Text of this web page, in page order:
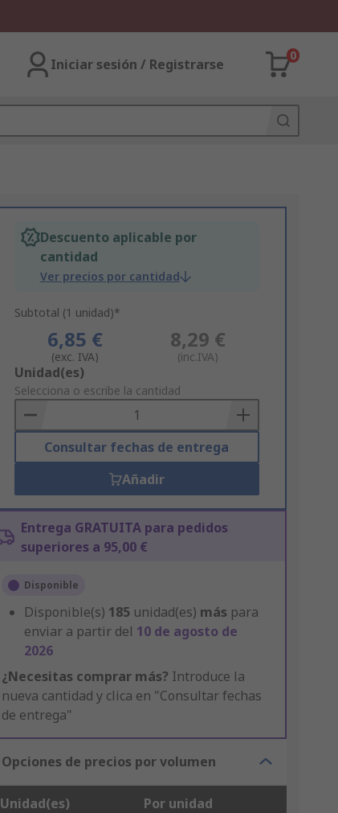
Iniciar sesión / Registrarse
0
Descuento aplicable por
cantidad
Ver precios por cantidad
Subtotal (1 unidad)*
6,85 €
(exc. IVA)
8,29 €
(inc.IVA)
Add
to
Basket
Unidad(es)
Selecciona o escribe la cantidad
Consultar fechas de entrega
Añadir
Entrega GRATUITA para pedidos
superiores a 95,00 €
Disponible
Disponible(s) 185 unidad(es) más para
enviar a partir del 10 de agosto de
2026
¿Necesitas comprar más? Introduce la
nueva cantidad y clica en "Consultar fechas
de entrega"
Opciones de precios por volumen
Unidad(es) Por unidad